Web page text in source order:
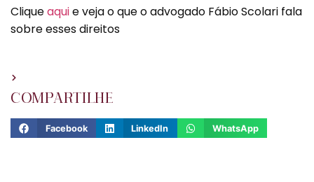
Cliqueaquie veja o que o advogado Fábio Scolari fala
sobre esses direitos
COMPARTILHE
Facebook LinkedIn WhatsApp